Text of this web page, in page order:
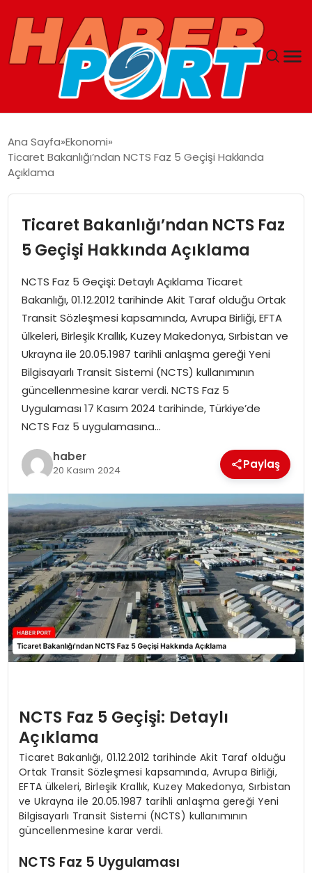
GUNCEL
SPOR
MAGAZIN
SPOR
EĞITIM
OTOMOBIL
TEKNOLOJI
EKONOMI
Ana Sayfa Ekonomi
Ticaret Bakanlığı’ndan NCTS Faz 5 Geçişi Hakkında
Açıklama
Ticaret Bakanlığı’ndan NCTS Faz
5 Geçişi Hakkında Açıklama
NCTS Faz 5 Geçişi: Detaylı Açıklama Ticaret
Bakanlığı, 01.12.2012 tarihinde Akit Taraf olduğu Ortak
Transit Sözleşmesi kapsamında, Avrupa Birliği, EFTA
ülkeleri, Birleşik Krallık, Kuzey Makedonya, Sırbistan ve
Ukrayna ile 20.05.1987 tarihli anlaşma gereği Yeni
Bilgisayarlı Transit Sistemi (NCTS) kullanımının
güncellenmesine karar verdi. NCTS Faz 5
Uygulaması 17 Kasım 2024 tarihinde, Türkiye’de
NCTS Faz 5 uygulamasına…
haber
20 Kasım 2024 Paylaş
NCTS Faz 5 Geçişi: Detaylı
Açıklama
Ticaret Bakanlığı, 01.12.2012 tarihinde Akit Taraf olduğu
Ortak Transit Sözleşmesi kapsamında, Avrupa Birliği,
EFTA ülkeleri, Birleşik Krallık, Kuzey Makedonya, Sırbistan
ve Ukrayna ile 20.05.1987 tarihli anlaşma gereği Yeni
Bilgisayarlı Transit Sistemi (NCTS) kullanımının
güncellenmesine karar verdi.
NCTS Faz 5 Uygulaması